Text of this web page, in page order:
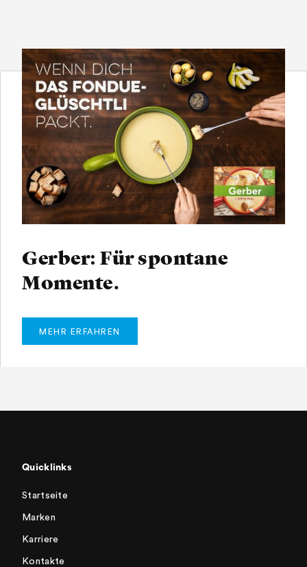
Gerber: Für spontane
Momente.
MEHR ERFAHREN
Quicklinks
Startseite
Marken
Karriere
Kontakte